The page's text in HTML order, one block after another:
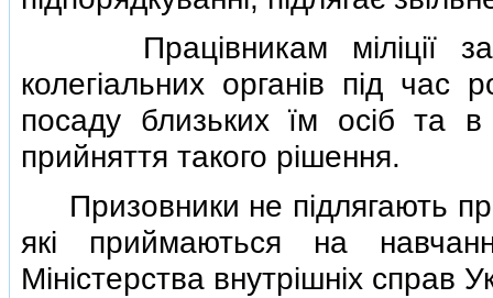
Працiвникам мiлiцiї
колегiальних органiв пiд час
посаду близьких їм осiб та
прийняття такого рiшення.
Призовники не пiдлягають
якi приймаються на
Мiнiстерства внутрiшнiх справ